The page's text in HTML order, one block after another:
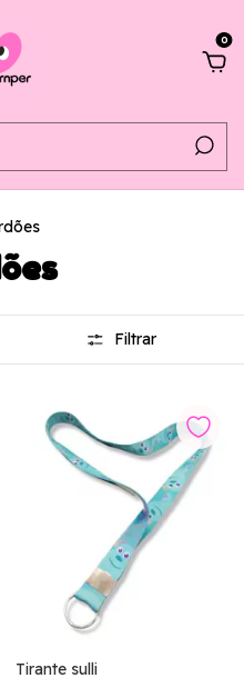
0
Filtrar
Tirante sulli